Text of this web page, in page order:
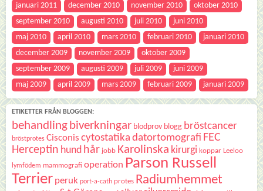
januari 2011
december 2010 november 2010
oktober 2010
september 2010
augusti 2010 juli 2010
juni 2010
maj 2010
april 2010 mars 2010 februari 2010
januari 2010
december 2009
november 2009
oktober 2009
september 2009
augusti 2009 juli 2009
juni 2009
maj 2009
april 2009 mars 2009 februari 2009 januari 2009
ETIKETTER FRÅN BLOGGEN:
behandling biverkningar blodprov blogg bröstcancer
bröstprotes Cisconis cytostatika datortomografi FEC
Herceptin hund hår jobb Karolinska kirurgi koppar Leeloo
lymfödem mammografi operation Parson Russell
Terrier peruk port-a-cath protes Radiumhemmet